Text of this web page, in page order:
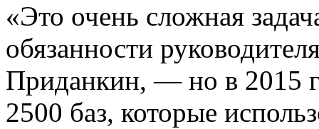
«Это очень сложная
обязанности
Приданкин, — но в 2015
2500 баз, которые